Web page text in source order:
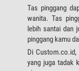
Tas pinggang
wanita. Tas
lebih santai dan
pinggang kamu
Di Custom.co.id,
yang juga tadak